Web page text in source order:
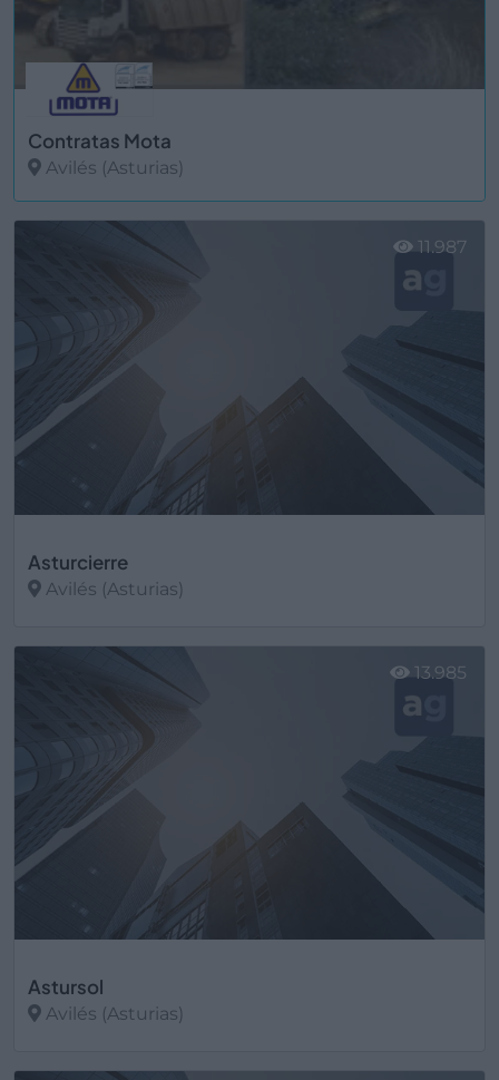
Contratas Mota
Avilés (Asturias)
Asturcierre
Avilés (Asturias)
11.987
Astursol
Avilés (Asturias)
13.985